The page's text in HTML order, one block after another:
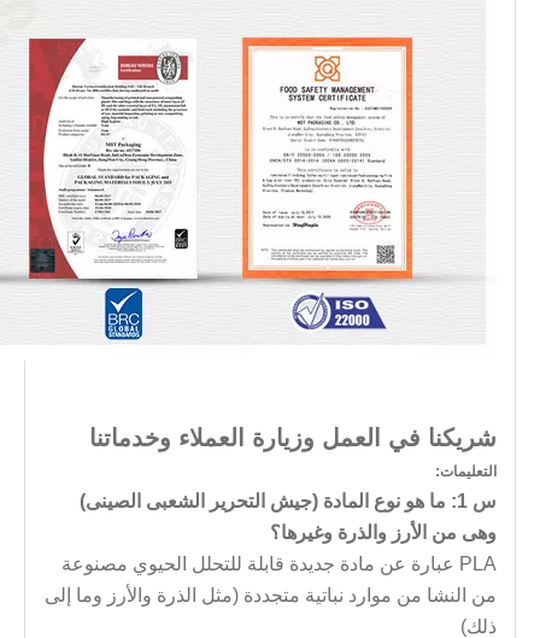
شريكنا في العمل وزيارة العملاء وخدماتنا
التعليمات:
س 1: ما هو نوع المادة (جيش التحرير الشعبى الصينى)
وهى من الأرز والذرة وغيرها؟
PLA عبارة عن مادة جديدة قابلة للتحلل الحيوي مصنوعة
من النشا من موارد نباتية متجددة (مثل الذرة والأرز وما إلى
ذلك)